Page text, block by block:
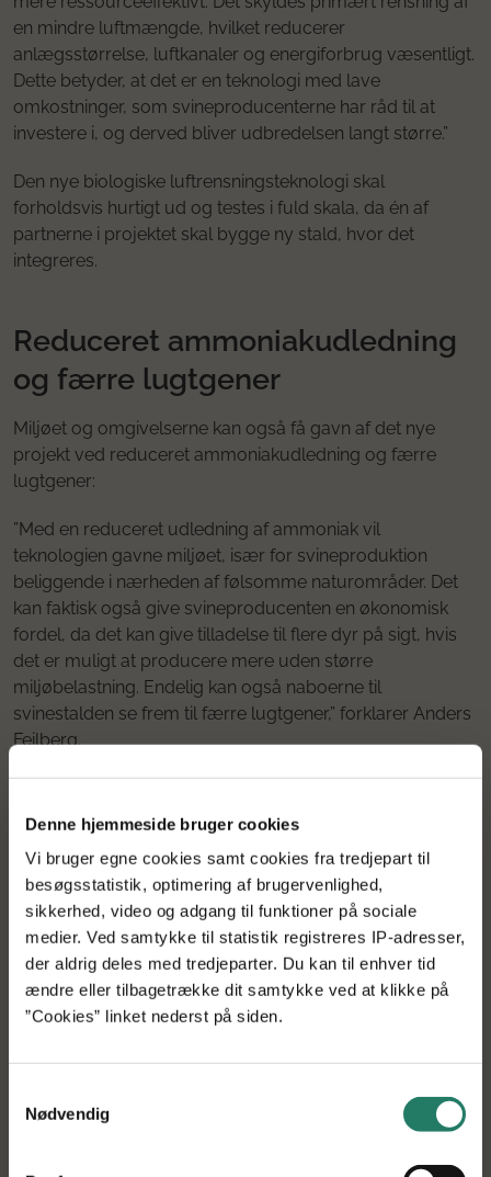
Denne hjemmeside bruger cookies
Vi bruger egne cookies samt cookies fra tredjepart til
besøgsstatistik, optimering af brugervenlighed,
sikkerhed, video og adgang til funktioner på sociale
medier. Ved samtykke til statistik registreres IP-adresser,
der aldrig deles med tredjeparter. Du kan til enhver tid
ændre eller tilbagetrække dit samtykke ved at klikke på
”Cookies” linket nederst på siden.
Nødvendig
en mindre luftmængde, hvilket reducerer
anlægsstørrelse, luftkanaler og energiforbrug væsentligt.
Dette betyder, at det er en teknologi med lave
omkostninger, som svineproducenterne har råd til at
investere i, og derved bliver udbredelsen langt større.”
Den nye biologiske luftrensningsteknologi skal
forholdsvis hurtigt ud og testes i fuld skala, da én af
partnerne i projektet skal bygge ny stald, hvor det
integreres.
Reduceret ammoniakudledning
og færre lugtgener
Miljøet og omgivelserne kan også få gavn af det nye
projekt ved reduceret ammoniakudledning og færre
lugtgener:
”Med en reduceret udledning af ammoniak vil
teknologien gavne miljøet, især for svineproduktion
beliggende i nærheden af følsomme naturområder. Det
kan faktisk også give svineproducenten en økonomisk
fordel, da det kan give tilladelse til flere dyr på sigt, hvis
det er muligt at producere mere uden større
miljøbelastning. Endelig kan også naboerne til
svinestalden se frem til færre lugtgener,” forklarer Anders
Feilberg.
udvikling af husdyrproduktionen med lavest mulige
økonomisk realistiske teknologier udvikles, testes og ikke
mindst tages i brug. Samarbejdet i det nye projekt –
BioPunkt – mellem Aarhus Universitet, Skov A/S,
Teknologisk Institut og Videncenter for Svineproduktion
skal styrke Danmarks position indenfor miljøteknologier til
landbrug.